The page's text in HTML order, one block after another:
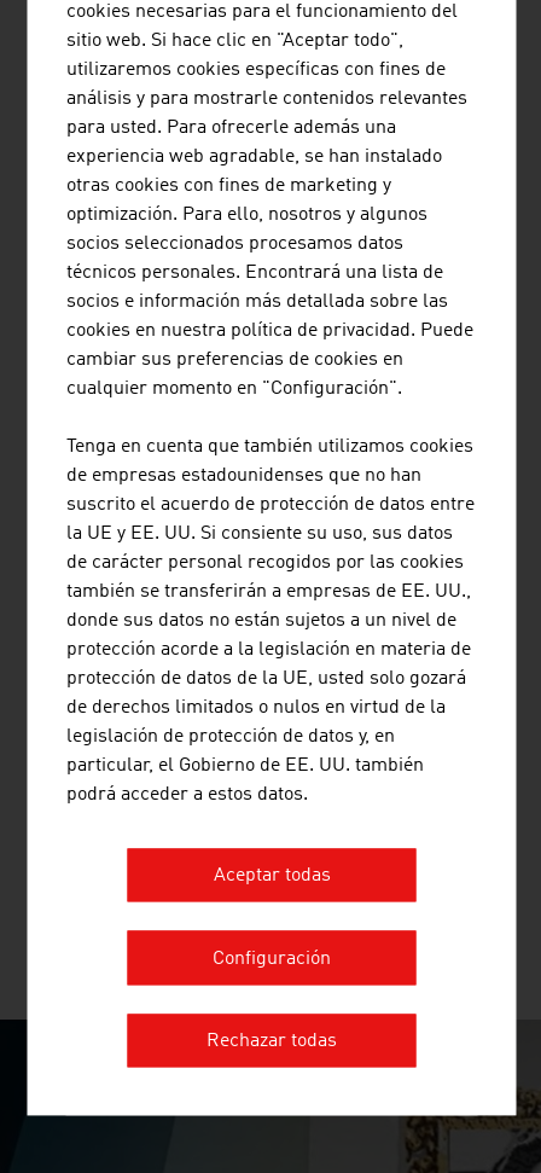
GESELLSCHAFT M.B.H.
Air Ambulance Technology (AAT) ofrece soluciones
individualizadas para el equipamiento interior de
helicópteros y aviones en el ámbito del salvamento aéreo
y del transporte médico aéreo.
AME INTERNATIONAL GMBH
AME construye infraestructuras innovadoras para el
destinados a atención terciaria hasta dispositivos
médicos y soluciones sanitarias digitales.
BUSINESS UPPER AUSTRIA - OÖ
WIRTSCHAFTSAGENTUR GMBH
Con décadas de experiencia y un equipo altamente
estado federado de Baja Austria, ecoplus, ofrece
servicios a medida para la economía de Baja Austria.
MÁS EMPRESAS
cookies necesarias para el funcionamiento del
sitio web. Si hace clic en "Aceptar todo",
utilizaremos cookies específicas con fines de
análisis y para mostrarle contenidos relevantes
para usted. Para ofrecerle además una
experiencia web agradable, se han instalado
otras cookies con fines de marketing y
optimización. Para ello, nosotros y algunos
socios seleccionados procesamos datos
técnicos personales. Encontrará una lista de
socios e información más detallada sobre las
cookies en nuestra política de privacidad. Puede
cambiar sus preferencias de cookies en
cualquier momento en "Configuración".
Tenga en cuenta que también utilizamos cookies
de empresas estadounidenses que no han
suscrito el acuerdo de protección de datos entre
la UE y EE. UU. Si consiente su uso, sus datos
de carácter personal recogidos por las cookies
también se transferirán a empresas de EE. UU.,
donde sus datos no están sujetos a un nivel de
protección acorde a la legislación en materia de
protección de datos de la UE, usted solo gozará
de derechos limitados o nulos en virtud de la
legislación de protección de datos y, en
particular, el Gobierno de EE. UU. también
podrá acceder a estos datos.
Aceptar todas
Configuración
Rechazar todas